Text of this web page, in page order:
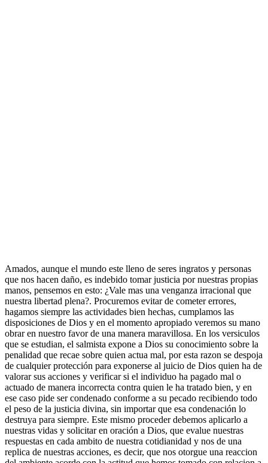
Amados, aunque el mundo este lleno de seres ingratos y personas
que nos hacen daño, es indebido tomar justicia por nuestras propias
manos, pensemos en esto: ¿Vale mas una venganza irracional que
nuestra libertad plena?. Procuremos evitar de cometer errores,
hagamos siempre las actividades bien hechas, cumplamos las
disposiciones de Dios y en el momento apropiado veremos su mano
obrar en nuestro favor de una manera maravillosa. En los versiculos
que se estudian, el salmista expone a Dios su conocimiento sobre la
penalidad que recae sobre quien actua mal, por esta razon se despoja
de cualquier protección para exponerse al juicio de Dios quien ha de
valorar sus acciones y verificar si el individuo ha pagado mal o
actuado de manera incorrecta contra quien le ha tratado bien, y en
ese caso pide ser condenado conforme a su pecado recibiendo todo
el peso de la justicia divina, sin importar que esa condenación lo
destruya para siempre. Este mismo proceder debemos aplicarlo a
nuestras vidas y solicitar en oración a Dios, que evalue nuestras
respuestas en cada ambito de nuestra cotidianidad y nos de una
replica de nuestras acciones, es decir, que nos otorgue una reaccion